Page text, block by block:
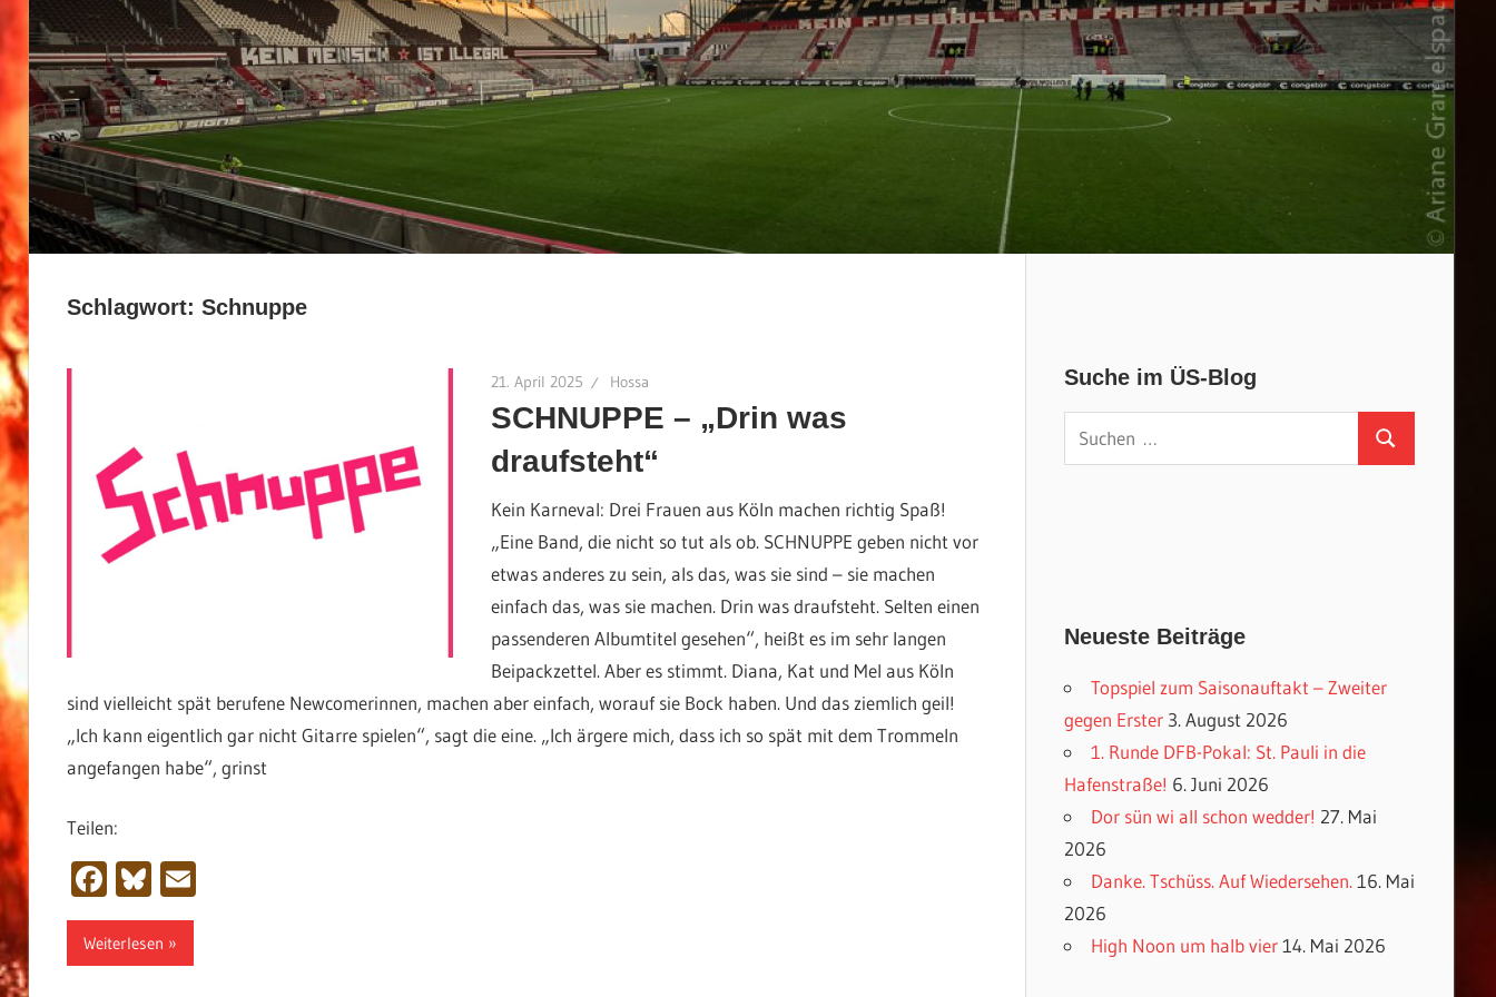
Schlagwort: Schnuppe
21. April 2025 Hossa
SCHNUPPE – „Drin was
draufsteht“
Kein Karneval: Drei Frauen aus Köln machen richtig Spaß!
„Eine Band, die nicht so tut als ob. SCHNUPPE geben nicht vor
etwas anderes zu sein, als das, was sie sind – sie machen
einfach das, was sie machen. Drin was draufsteht. Selten einen
passenderen Albumtitel gesehen“, heißt es im sehr langen
Beipackzettel. Aber es stimmt. Diana, Kat und Mel aus Köln
sind vielleicht spät berufene Newcomerinnen, machen aber einfach, worauf sie Bock haben. Und das ziemlich geil!
„Ich kann eigentlich gar nicht Gitarre spielen“, sagt die eine. „Ich ärgere mich, dass ich so spät mit dem Trommeln
angefangen habe“, grinst
Teilen:
Facebook
Bluesky
Email
Weiterlesen
Suche im ÜS-Blog
Suchen
nach:
Suchen
Neueste Beiträge
Topspiel zum Saisonauftakt – Zweiter
gegen Erster 3. August 2026
1. Runde DFB-Pokal: St. Pauli in die
Hafenstraße! 6. Juni 2026
Dor sün wi all schon wedder! 27. Mai
2026
Danke. Tschüss. Auf Wiedersehen. 16. Mai
2026
High Noon um halb vier 14. Mai 2026